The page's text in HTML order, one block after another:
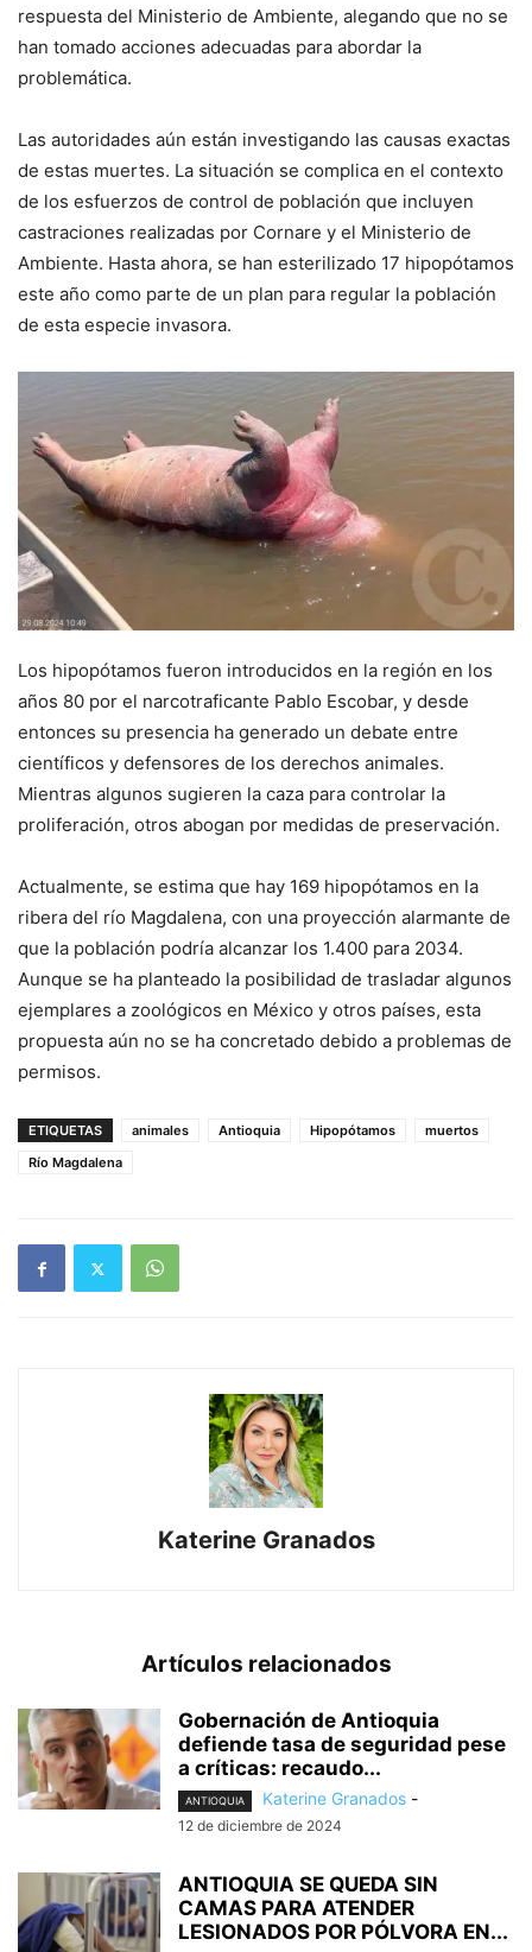
respuesta del Ministerio de Ambiente, alegando que no se
han tomado acciones adecuadas para abordar la
problemática.
Las autoridades aún están investigando las causas exactas
de estas muertes. La situación se complica en el contexto
de los esfuerzos de control de población que incluyen
castraciones realizadas por Cornare y el Ministerio de
Ambiente. Hasta ahora, se han esterilizado 17 hipopótamos
este año como parte de un plan para regular la población
de esta especie invasora.
Los hipopótamos fueron introducidos en la región en los
años 80 por el narcotraficante Pablo Escobar, y desde
entonces su presencia ha generado un debate entre
científicos y defensores de los derechos animales.
Mientras algunos sugieren la caza para controlar la
proliferación, otros abogan por medidas de preservación.
Actualmente, se estima que hay 169 hipopótamos en la
ribera del río Magdalena, con una proyección alarmante de
que la población podría alcanzar los 1.400 para 2034.
Aunque se ha planteado la posibilidad de trasladar algunos
ejemplares a zoológicos en México y otros países, esta
propuesta aún no se ha concretado debido a problemas de
permisos.
ETIQUETAS animales Antioquia Hipopótamos
muertos
Río Magdalena
Katerine Granados
Artículos relacionados
Gobernación de Antioquia
defiende tasa de seguridad pese
a críticas: recaudo...
ANTIOQUIA Katerine Granados -
12 de diciembre de 2024
ANTIOQUIA SE QUEDA SIN
CAMAS PARA ATENDER
LESIONADOS POR PÓLVORA EN...